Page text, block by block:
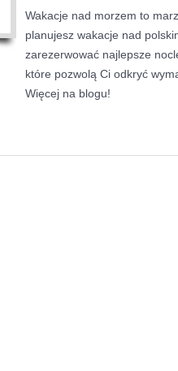
Wakacje nad morzem to
planujesz wakacje nad
zarezerwować najlepsze
które pozwolą Ci odkryć
Więcej na blogu!